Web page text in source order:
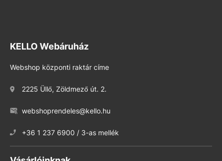
KELLO Webáruház
Webshop központi raktár címe
2225 Üllő, Zöldmező út. 2.
webshoprendeles@kello.hu
+36 1 237 6900 / 3-as mellék